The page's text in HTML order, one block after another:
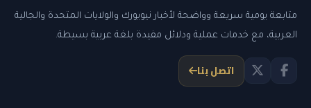
متابعة يومية سريعة وواضحة لأخبار نيويورك والولايات المتحدة والجالية
العربية، مع خدمات عملية ودلائل مفيدة بلغة عربية بسيطة.
اتصل بنا